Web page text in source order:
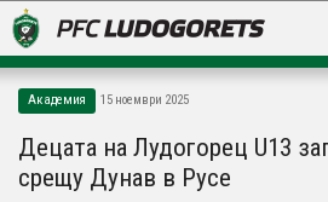
LUDOGORETS TV
НА ТЕРЕНА
Академия 15 ноември 2025
Децата на Лудогорец U13
срещу Дунав в Русе